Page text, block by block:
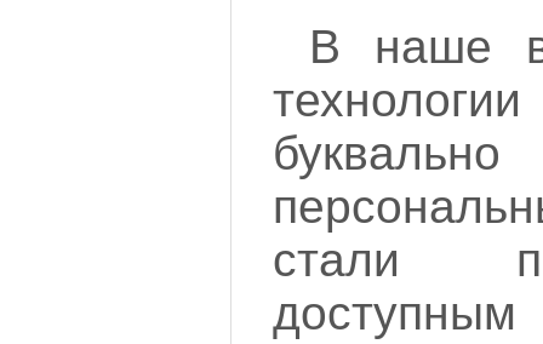
В наше
стали
доступным